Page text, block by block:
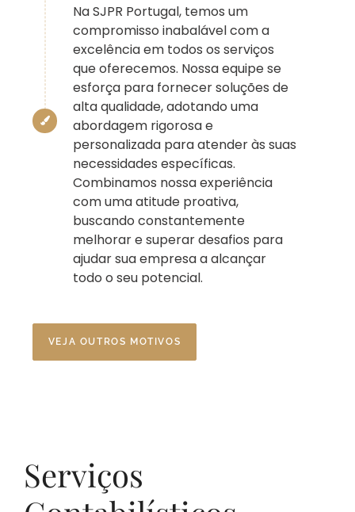
Na SJPR Portugal, temos um
compromisso inabalável com a
excelência em todos os serviços
que oferecemos. Nossa equipe se
esforça para fornecer soluções de
alta qualidade, adotando uma
abordagem rigorosa e
personalizada para atender às suas
necessidades específicas.
Combinamos nossa experiência
com uma atitude proativa,
buscando constantemente
melhorar e superar desafios para
ajudar sua empresa a alcançar
todo o seu potencial.
VEJA OUTROS MOTIVOS
Serviços